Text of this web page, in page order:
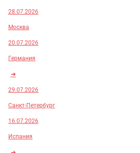
28.07.2026
Москва
20.07.2026
Германия
➜
29.07.2026
Санкт-Петербург
16.07.2026
Испания